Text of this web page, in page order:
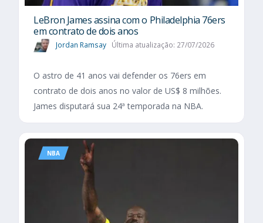
LeBron James assina com o Philadelphia 76ers
em contrato de dois anos
Jordan Ramsay Última atualização: 27/07/2026
O astro de 41 anos vai defender os 76ers em
contrato de dois anos no valor de US$ 8 milhões.
James disputará sua 24ª temporada na NBA.
NBA